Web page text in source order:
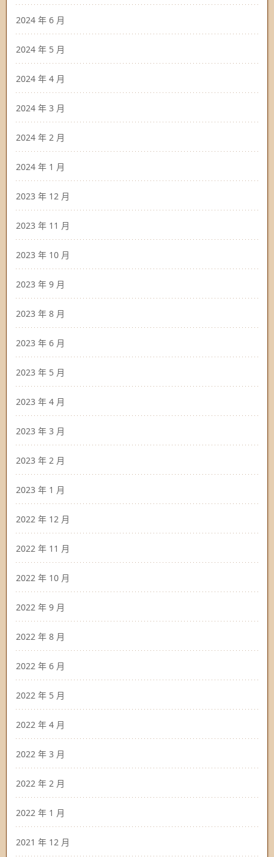
2024 年 6 月
2024 年 5 月
2024 年 4 月
2024 年 3 月
2024 年 2 月
2024 年 1 月
2023 年 12 月
2023 年 11 月
2023 年 10 月
2023 年 9 月
2023 年 8 月
2023 年 6 月
2023 年 5 月
2023 年 4 月
2023 年 3 月
2023 年 2 月
2023 年 1 月
2022 年 12 月
2022 年 11 月
2022 年 10 月
2022 年 9 月
2022 年 8 月
2022 年 6 月
2022 年 5 月
2022 年 4 月
2022 年 3 月
2022 年 2 月
2022 年 1 月
2021 年 12 月